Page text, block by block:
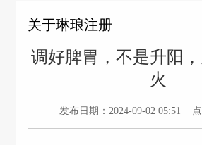
关于琳琅注册
调好脾胃，不是升阳
火
发布日期：2024-09-02 05:51